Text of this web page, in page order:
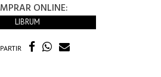
ONLINE:
LIBRUM